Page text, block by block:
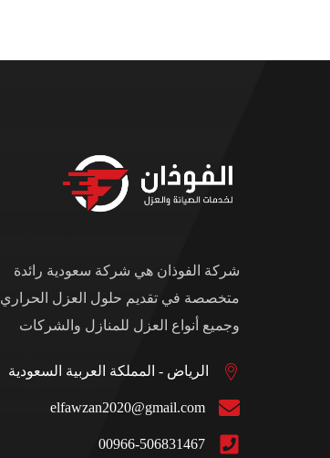
شركة الفوذان هي شركة سعودية رائدة
متخصصة في تقديم حلول العزل الحراري
وجميع أنواع العزل للمنازل والشركات
الرياض - المملكة العربية السعودية
elfawzan2020@gmail.com
00966-506831467